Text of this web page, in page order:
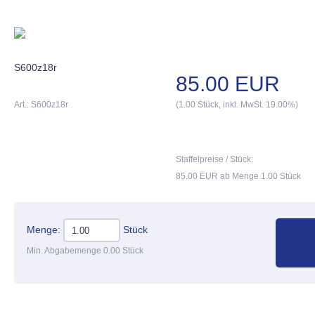
S600z18r
85.00 EUR
Art.: S600z18r (1.00 Stück, inkl. MwSt. 19.00%)
Staffelpreise / Stück:
85.00 EUR ab Menge 1.00 Stück
Menge: Stück
Min. Abgabemenge 0.00 Stück